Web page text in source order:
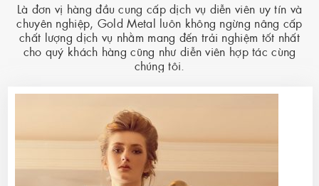
Là đơn vị hàng đầu cung cấp dịch vụ diễn viên uy tín và
chuyên nghiệp, Gold Metal luôn không ngừng nâng cấp
chất lượng dịch vụ nhằm mang đến trải nghiệm tốt nhất
cho quý khách hàng cũng như diễn viên hợp tác cùng
chúng tôi.